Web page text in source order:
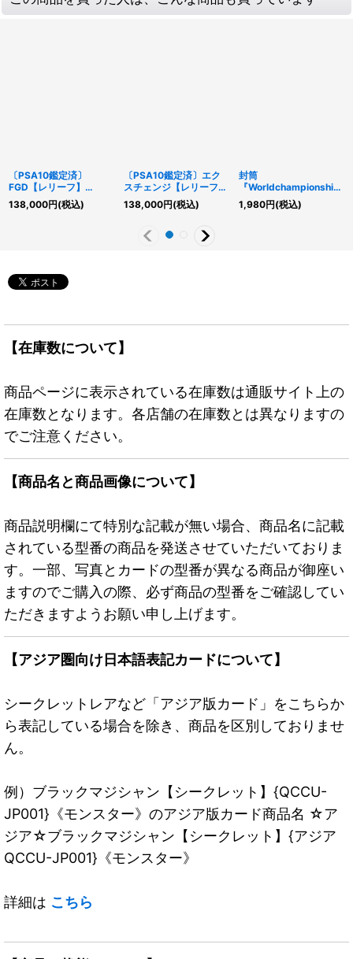
〔PSA10鑑定済〕
FGD【レリーフ】
{BPCT-JP005}《融
合》
138,000円(税込)
〔PSA10鑑定済〕エク
スチェンジ【レリーフ】
{DL2-136}《魔法》
138,000円(税込)
封筒
『Worldchampionship
2018』【-】{-}《その
他》
1,980円(税込)
【在庫数について】
商品ページに表示されている在庫数は通販サイト上の
在庫数となります。各店舗の在庫数とは異なりますの
でご注意ください。
【商品名と商品画像について】
商品説明欄にて特別な記載が無い場合、商品名に記載
されている型番の商品を発送させていただいておりま
す。一部、写真とカードの型番が異なる商品が御座い
ますのでご購入の際、必ず商品の型番をご確認してい
ただきますようお願い申し上げます。
【アジア圏向け日本語表記カードについて】
シークレットレアなど「アジア版カード」をこちらか
ら表記している場合を除き、商品を区別しておりませ
ん。
例）ブラックマジシャン【シークレット】{QCCU-
JP001}《モンスター》のアジア版カード商品名 ☆ア
ジア☆ブラックマジシャン【シークレット】{アジア
QCCU-JP001}《モンスター》
詳細は こちら